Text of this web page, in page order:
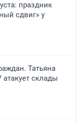
праздник
сдвиг» у
Татьяна
склады